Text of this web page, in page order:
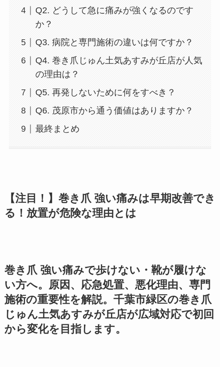
Q2. どうして急に痛みが強くなるのです
か？
Q3. 病院と専門施術の違いは何ですか？
Q4. 巻き爪じゅん土気あすみが丘店が人気
の理由は？
Q5. 再発しないために何をすべき？
Q6. 茂原市から通う価値はありますか？
最終まとめ
【注目！】巻き爪 強い痛みは早期改善でき
る！放置が危険な理由とは
巻き爪 強い痛みで歩けない・靴が履けな
い方へ。原因、応急処置、悪化理由、専門
施術の重要性を解説。千葉市緑区の巻き爪
じゅん土気あすみが丘店が広域対応で初回
から変化を目指します。